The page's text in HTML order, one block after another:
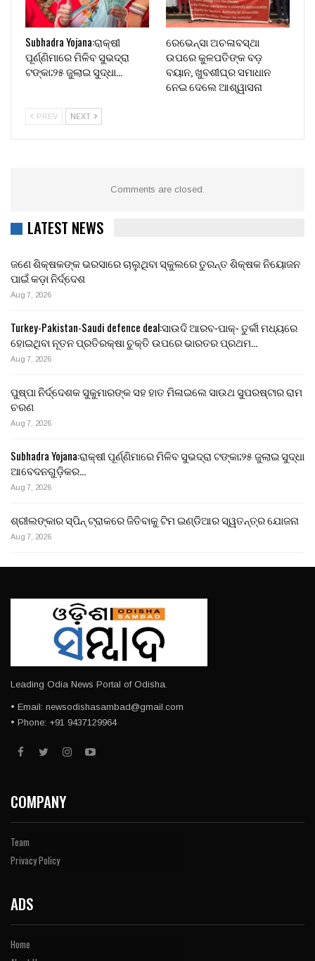
Subhadra Yojana:ରାକ୍ଷୀ
ପୂର୍ଣ୍ଣିମାରେ ମିଳିବ ସୁଭଦ୍ରା
ଟଙ୍କା;୨୫ ଜୁଲାଇ ସୁଦ୍ଧା…
ରେଭେନ୍ସା ଅଚଳାବସ୍ଥା
ଉପରେ କୁଳପତିଙ୍କ ବଡ଼
ବୟାନ, ଖୁବଶୀଘ୍ର ସମାଧାନ
ନେଇ ଦେଲେ ଆଶ୍ୱାସନା
PREV NEXT
Comments are closed.
LATEST NEWS
ଜଣେ ଶିକ୍ଷକଙ୍କ ଭରସାରେ ଚାଲୁଥିବା ସ୍କୁଲରେ ତୁରନ୍ତ ଶିକ୍ଷକ ନିୟୋଜନ
ପାଇଁ କଡ଼ା ନିର୍ଦ୍ଦେଶ
Aug 7, 2026
Turkey-Pakistan-Saudi defence deal:ସାଉଦି ଆରବ-ପାକ୍- ତୁର୍କୀ ମଧ୍ୟରେ
ହୋଇଥିବା ନୂତନ ପ୍ରତିରକ୍ଷା ଚୁକ୍ତି ଉପରେ ଭାରତର ପ୍ରଥମ…
Aug 7, 2026
ପୁଷ୍ପା ନିର୍ଦ୍ଦେଶକ ସୁକୁମାରଙ୍କ ସହ ହାତ ମିଳାଇଲେ ସାଉଥ ସୁପରଷ୍ଟାର ରାମ
ଚରଣ
Aug 7, 2026
Subhadra Yojana:ରାକ୍ଷୀ ପୂର୍ଣ୍ଣିମାରେ ମିଳିବ ସୁଭଦ୍ରା ଟଙ୍କା;୨୫ ଜୁଲାଇ ସୁଦ୍ଧା
ଆବେଦନଗୁଡ଼ିକର…
Aug 7, 2026
ଶ୍ରୀଲଙ୍କାର ସ୍ପିନ୍ ଟ୍ରାକରେ ଜିତିବାକୁ ଟିମ ଇଣ୍ଡିଆର ସ୍ୱତନ୍ତ୍ର ଯୋଜନା
Aug 7, 2026
Leading Odia News Portal of Odisha.
• Email: newsodishasambad@gmail.com
• Phone: +91 9437129964
COMPANY
Team
Privacy Policy
ADS
Home